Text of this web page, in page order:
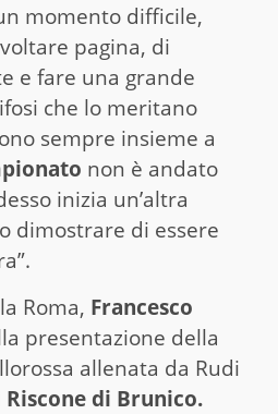
momento difficile,
pagina, di
e fare una grande
che lo meritano
sempre insieme a
non è andato
inizia un’altra
dimostrare di essere
Roma, Francesco
presentazione della
allenata da Rudi
di Brunico.